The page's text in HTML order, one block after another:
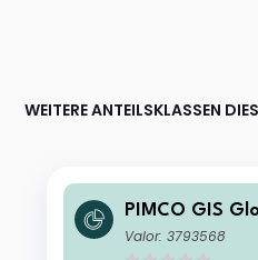
WEITERE ANTEILSKLASSEN
PIMCO GIS
s EUR
Valor: 3793568